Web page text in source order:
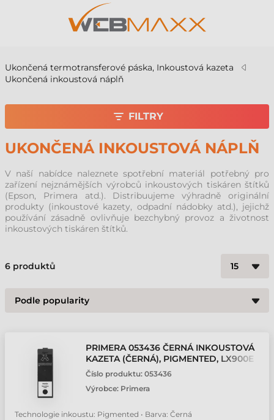
Ukončená termotransferové páska, Inkoustová kazeta
Ukončená inkoustová náplň
UKONČENÁ INKOUSTOVÁ NÁPLŇ
V naší nabídce naleznete spotřební materiál potřebný pro
zařízení nejznámějších výrobců inkoustových tiskáren štítků
(Epson, Primera atd.). Distribuujeme výhradně originální
produkty (inkoustové kazety, odpadní nádobky atd.), jejichž
používání zásadně ovlivňuje bezchybný provoz a životnost
inkoustových tiskáren štítků.
6 produktů
PRIMERA 053436 ČERNÁ INKOUSTOVÁ
KAZETA (ČERNÁ), PIGMENTED, LX900E
Číslo produktu: 053436
Výrobce: Primera
Technologie inkoustu: Pigmented • Barva: Černá
FILTRY